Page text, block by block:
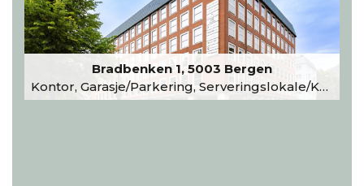
Bradbenken 1, 5003 Bergen
Kontor, Garasje/Parkering, Serveringslokale/Kantine, Undervisning/Arrangement